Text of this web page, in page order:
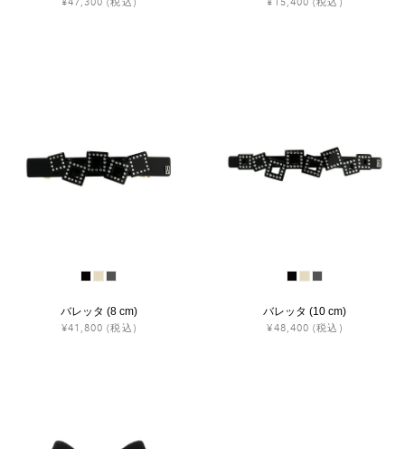
バレッタ (8 cm)
¥41,800 (税込)
バレッタ (10 cm)
¥48,400 (税込)